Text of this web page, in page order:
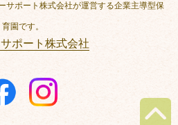
サポート株式会社が運営する企業主導型保
育園です。
ポート株式会社